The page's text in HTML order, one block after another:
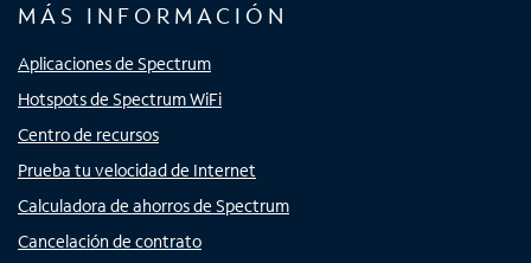
MÁS INFORMACIÓN
Aplicaciones de Spectrum
Hotspots de Spectrum WiFi
Centro de recursos
Prueba tu velocidad de Internet
Calculadora de ahorros de Spectrum
Cancelación de contrato